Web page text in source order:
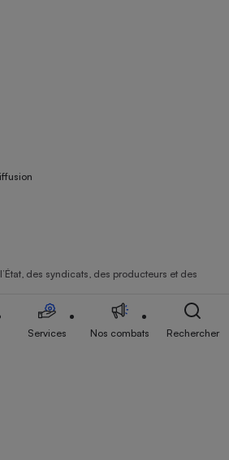
des syndicats, des producteurs et des
Services Nos combats Rechercher